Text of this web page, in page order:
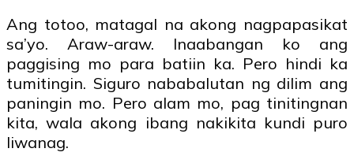
Ang totoo, matagal na akong nagpapasikat
sa’yo. Araw-araw. Inaabangan ko ang
paggising mo para batiin ka. Pero hindi ka
tumitingin. Siguro nababalutan ng dilim ang
paningin mo. Pero alam mo, pag tinitingnan
kita, wala akong ibang nakikita kundi puro
liwanag.